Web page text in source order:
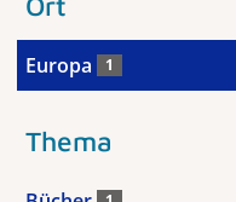
Europa 1
Thema